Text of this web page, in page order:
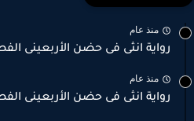
منذ عام
رواية انثى فى حضن الأربعينى الفصل
منذ عام
رواية انثى فى حضن الأربعينى الفصل